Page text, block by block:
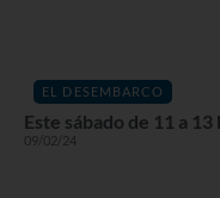
EL DESEMBARCO
Este sábado de 11 a
09/02/24